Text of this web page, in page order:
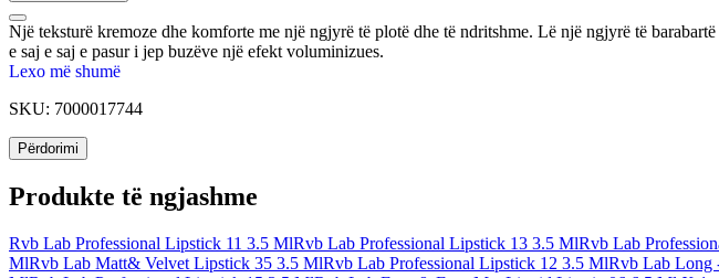
Një teksturë kremoze dhe komforte me një ngjyrë të plotë dhe të ndritshme. Lë një ngjyrë të
e saj e saj e pasur i jep buzëve një efekt voluminizues.
Lexo më shumë
SKU: 7000017744
Përdorimi
Produkte të ngjashme
Rvb Lab Professional Lipstick 11 3.5 MlRvb Lab Professional Lipstick 13 3.5 MlRvb Lab
MlRvb Lab Matt& Velvet Lipstick 35 3.5 MlRvb Lab Professional Lipstick 12 3.5 MlRvb Lab Long